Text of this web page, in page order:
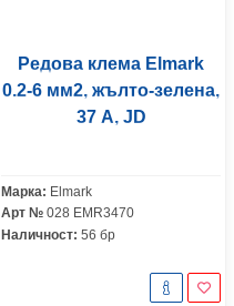
Редова клема Elmark
0.2-6 мм2, жълто-зелена,
37 A, JD
Марка: Elmark
Арт № 028 EMR3470
Наличност: 56 бр